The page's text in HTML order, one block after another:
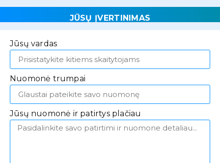
JŪSŲ ĮVERTINIMAS
Jūsų vardas
Nuomonė trumpai
Jūsų nuomonė ir patirtys plačiau